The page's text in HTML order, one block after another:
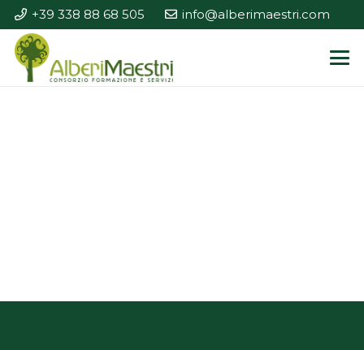
+39 338 88 68 505 info@alberimaestri.com